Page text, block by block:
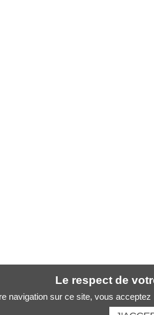
Le respect de
navigation sur ce site, vous